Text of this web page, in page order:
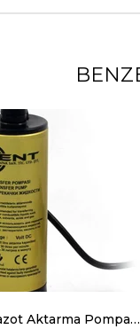
Kent 12 Volt Mazot Aktarma Pompası, Dc Sintine Pompası 42 mm Dış Çap